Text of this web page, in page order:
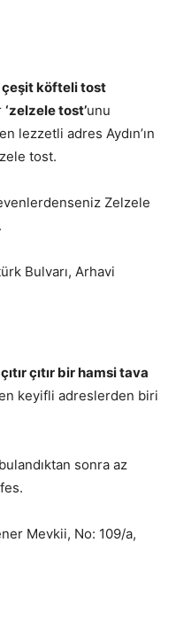
çeşit köfteli tost
‘zelzele tost’unu
lezzetli adres Aydın’ın
tost.
Zelzele
Bulvarı, Arhavi
çıtır çıtır bir hamsi tava
keyifli adreslerden biri
sonra az
Mevkii, No: 109/a,